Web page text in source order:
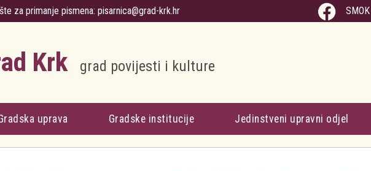
za primanje pismena: pisarnica@grad-krk.hr SMOK
Krk grad povijesti i kulture
uprava Gradske institucije Jedinstveni upravni odjel